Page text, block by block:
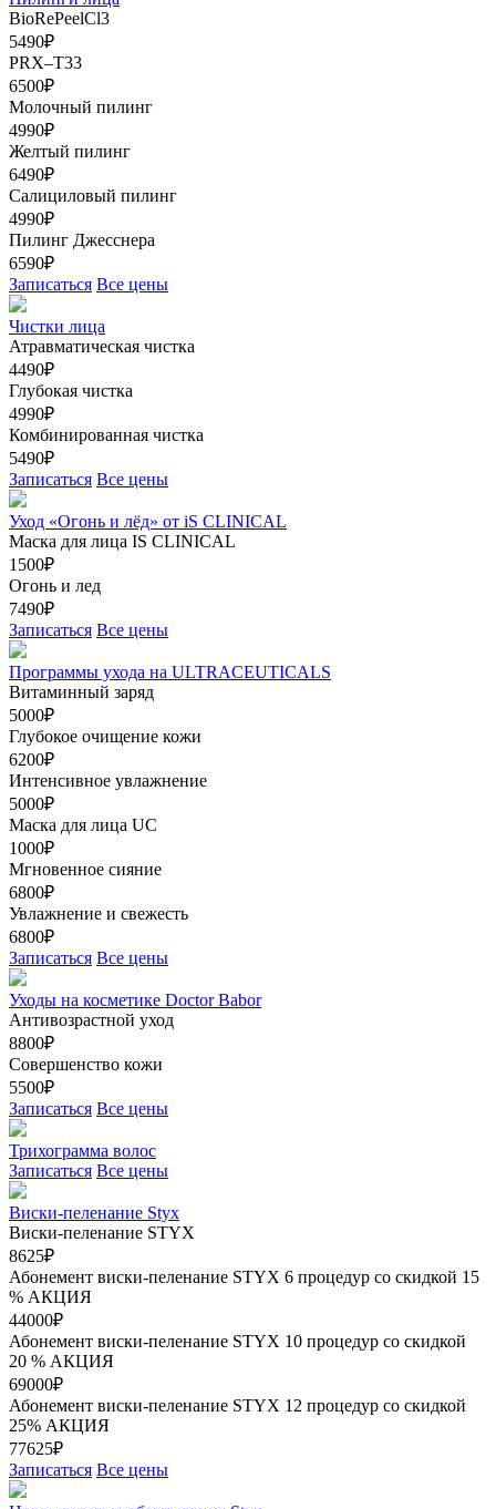
BioRePeelCl3
5490₽
PRX–T33
6500₽
Молочный пилинг
4990₽
Желтый пилинг
6490₽
Салициловый пилинг
4990₽
Пилинг Джесснера
6590₽
Записаться Все цены
Чистки лица
Атравматическая чистка
4490₽
Глубокая чистка
4990₽
Комбинированная чистка
5490₽
Записаться Все цены
Уход «Огонь и лёд» от iS CLINICAL
Маска для лица IS CLINICAL
1500₽
Огонь и лед
7490₽
Записаться Все цены
Программы ухода на ULTRACEUTICALS
Витаминный заряд
5000₽
Глубокое очищение кожи
6200₽
Интенсивное увлажнение
5000₽
Маска для лица UC
1000₽
Мгновенное сияние
6800₽
Увлажнение и свежесть
6800₽
Записаться Все цены
Уходы на косметике Doctor Babor
Антивозрастной уход
8800₽
Совершенство кожи
5500₽
Записаться Все цены
Трихограмма волос
Записаться Все цены
Виски-пеленание Styx
Виски-пеленание STYX
8625₽
Абонемент виски-пеленание STYX 6 процедур со скидкой 15
% АКЦИЯ
44000₽
Абонемент виски-пеленание STYX 10 процедур со скидкой
20 % АКЦИЯ
69000₽
Абонемент виски-пеленание STYX 12 процедур со скидкой
25% АКЦИЯ
77625₽
Записаться Все цены